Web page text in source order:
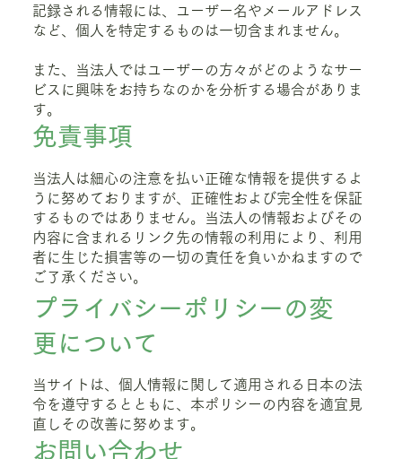
記録される情報には、ユーザー名やメールアドレス
など、個人を特定するものは一切含まれません。
また、当法人ではユーザーの方々がどのようなサー
ビスに興味をお持ちなのかを分析する場合がありま
す。
当法人は細心の注意を払い正確な情報を提供するよ
うに努めておりますが、正確性および完全性を保証
するものではありません。当法人の情報およびその
内容に含まれるリンク先の情報の利用により、利用
者に生じた損害等の一切の責任を負いかねますので
ご了承ください。
免責事項
当サイトは、個人情報に関して適用される日本の法
令を遵守するとともに、本ポリシーの内容を適宜見
直しその改善に努めます。
プライバシーポリシーの変
更について
お問い合わせ